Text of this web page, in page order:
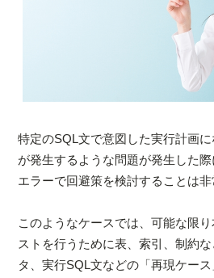
特定のSQL文で意図した実行計画
が発生するような問題が発生した
エラーで回避策を検討することは非
このようなケースでは、可能な限
ストを行うために表、索引、制約
タ、実行SQL文などの「再現ケー